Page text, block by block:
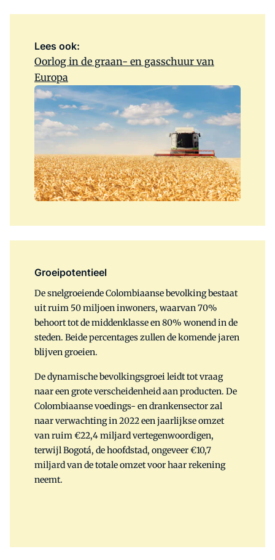
Lees ook:
Oorlog in de graan- en gasschuur van
Europa
Groeipotentieel
De snelgroeiende Colombiaanse bevolking bestaat
uit ruim 50 miljoen inwoners, waarvan 70%
behoort tot de middenklasse en 80% wonend in de
steden. Beide percentages zullen de komende jaren
blijven groeien.
De dynamische bevolkingsgroei leidt tot vraag
naar een grote verscheidenheid aan producten. De
Colombiaanse voedings- en drankensector zal
naar verwachting in 2022 een jaarlijkse omzet
van ruim €22,4 miljard vertegenwoordigen,
terwijl Bogotá, de hoofdstad, ongeveer €10,7
miljard van de totale omzet voor haar rekening
neemt.